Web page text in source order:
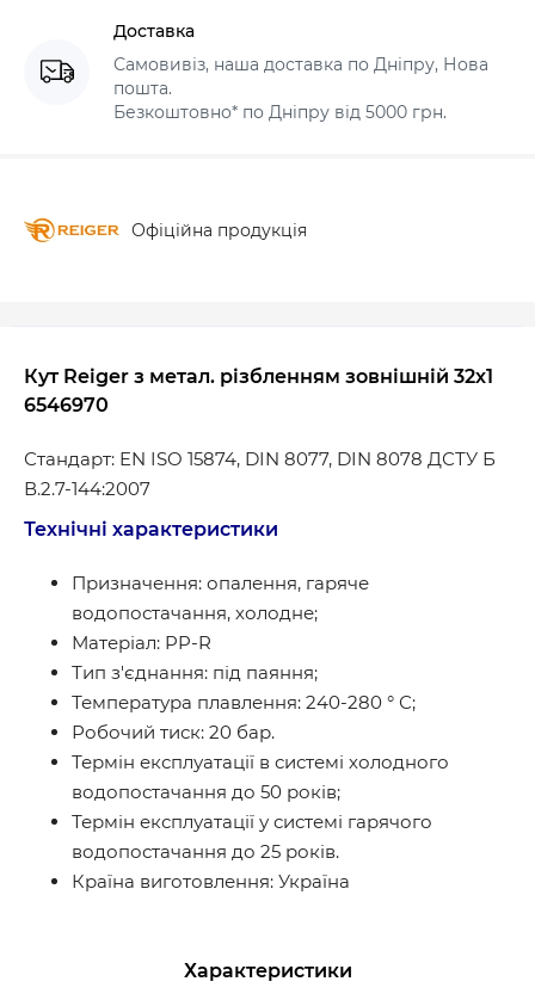
Доставка
Самовивіз, наша доставка по Дніпру, Нова
пошта.
Безкоштовно* по Дніпру від 5000 грн.
Офіційна продукція
Кут Reiger з метал. різбленням зовнішній 32х1
6546970
Стандарт: EN ISO 15874, DIN 8077, DIN 8078 ДСТУ Б
В.2.7-144:2007
Технічні характеристики
Призначення: опалення, гаряче
водопостачання, холодне;
Матеріал: PP-R
Тип з'єднання: під паяння;
Температура плавлення: 240-280 ° С;
Робочий тиск: 20 бар.
Термін експлуатації в системі холодного
водопостачання до 50 років;
Термін експлуатації у системі гарячого
водопостачання до 25 років.
Країна виготовлення: Україна
Характеристики